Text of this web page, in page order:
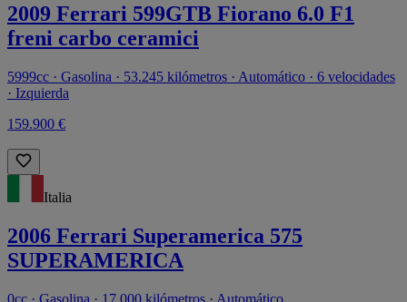
2009 Ferrari 599GTB Fiorano 6.0 F1
freni carbo ceramici
5999cc · Gasolina · 53.245 kilómetros · Automático · 6 velocidades
· Izquierda
159.900 €
Italia
2006 Ferrari Superamerica 575
SUPERAMERICA
0cc · Gasolina · 17.000 kilómetros · Automático